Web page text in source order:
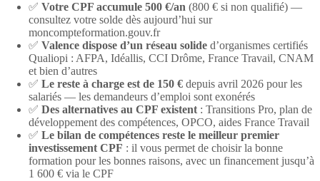
✅ Votre CPF accumule 500 €/an (800 € si non qualifié) —
consultez votre solde dès aujourd’hui sur
moncompteformation.gouv.fr
✅ Valence dispose d’un réseau solide d’organismes certifiés
Qualiopi : AFPA, Idéallis, CCI Drôme, France Travail, CNAM
et bien d’autres
✅ Le reste à charge est de 150 € depuis avril 2026 pour les
salariés — les demandeurs d’emploi sont exonérés
✅ Des alternatives au CPF existent: Transitions Pro, plan de
développement des compétences, OPCO, aides France Travail
✅ Le bilan de compétences reste le meilleur premier
investissement CPF : il vous permet de choisir la bonne
formation pour les bonnes raisons, avec un financement jusqu’à
1 600 € via le CPF